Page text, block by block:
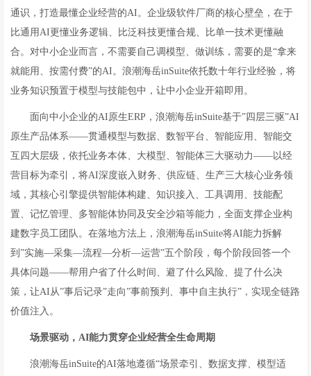
通识，打造最懂企业经营的AI。企业级软件厂商的核心壁垒，在于
比通用AI更懂业务逻辑、比泛科技更懂合规、比单一技术更懂融
合。对中小企业而言，不需要自己调模型、做训练，需要的是“拿来
就能用、按需付费”的AI。浪潮海岳inSuite依托数十年行业经验，将
业务知识预置于模型与技能包中，让中小企业开箱即用。
面向中小企业的AI原生ERP，浪潮海岳inSuite基于”四层三驱”AI
原生产品体系——贯通模型与数据、数智平台、智能应用、智能交
互四大层级，依托业务本体、大模型、智能体三大驱动力——以经
营目标为牵引，将AI深度嵌入财务、供应链、生产三大核心业务领
域，其核心引擎提供智能体构建、知识接入、工具调用、技能配
置、记忆管理、多智能体协同及安全沙箱等能力，全面支撑企业构
建数字员工团队。在落地方法上，浪潮海岳inSuite将AI能力拆解
到”实施—采集—流程—分析—运营”五个阶段，每个阶段回答一个
具体问题——帮用户省了什么时间、避了什么风险、提了什么决
策，让AI从”事后记录”走向”事前预判、事中自主执行”，实现全链路
价值注入。
场景驱动，AI能力贯穿企业经营全生命周期
浪潮海岳inSuite的AI落地遵循“场景牵引、数据支撑、模型适